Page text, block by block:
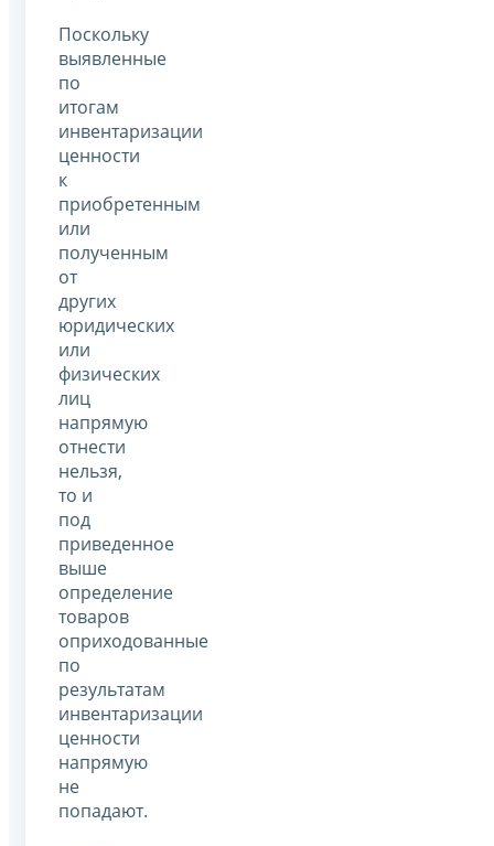
Поскольку
выявленные
по
итогам
инвентаризации
ценности
к
приобретенным
или
полученным
от
других
юридических
или
физических
лиц
напрямую
отнести
нельзя,
то и
под
приведенное
выше
определение
товаров
оприходованные
по
результатам
инвентаризации
ценности
напрямую
не
попадают.